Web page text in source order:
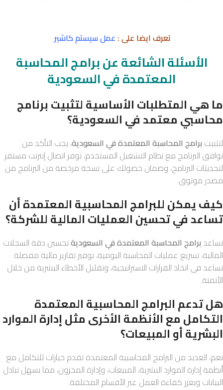
تعرف ايضا على : عمل سيستم كاشير
الأسئلة الشائعة عن برامج المحاسبة
المعتمدة في السعودية
ما هي المتطلبات الأساسية لتثبيت برنامج
محاسبي معتمد في السعودية؟
لتثبيت برامج المحاسبة المعتمدة في السعودية، يجب التأكد من
توافق البرنامج مع نظام التشغيل المستخدم، توفر اتصال إنترنت مستقر
لتحديثات البرنامج، وضمان حصولك على نسخة مرخصة من البرنامج من
مصدر موثوق.
كيف يمكن للبرامج المحاسبية المعتمدة أن
تساعد في تحسين العمليات المالية للشركة؟
تساعدبرامج المحاسبة المعتمدة في السعوديةتحسين دقة السجلات
المالية، تسريع عمليات المحاسبة اليومية، توفير تقارير مالية مفصلة
تساعد في اتخاذ القرارات الاستراتيجية، وتقليل الأخطاء البشرية من خلال
الأتمتة.
هل تدعم البرامج المحاسبية المعتمدة
التكامل مع الأنظمة الأخرى مثل إدارة الموارد
البشرية أو المبيعات؟
نعم، العديد من البرامج المحاسبية المعتمدة تقدم خيارات للتكامل مع
أنظمة إدارة الموارد البشرية، المبيعات، وإدارة المخزون، مما يسهل تبادل
البيانات ويعزز كفاءة العمل عبر الأقسام المختلفة.